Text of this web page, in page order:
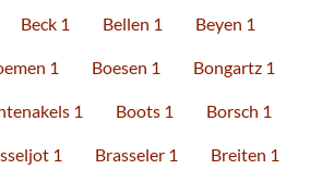
Beck 1 Bellen 1 Beyen 1
1 Boesen 1 Bongartz 1
1 Boots 1 Borsch 1
1 Brasseler 1 Breiten 1